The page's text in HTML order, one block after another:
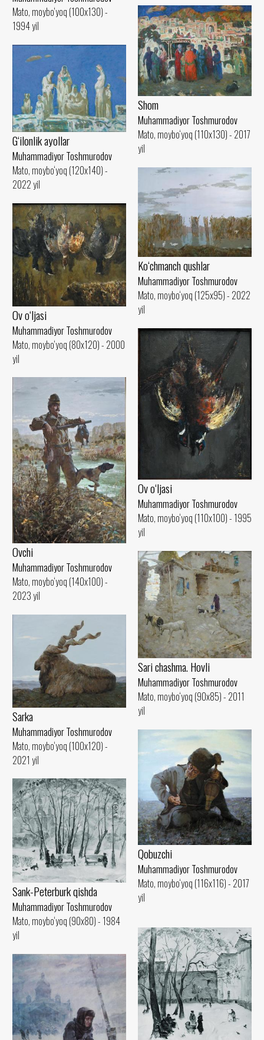
Mato, moybo‘yoq (100x130) -
1994 yil
Shom
Muhammadiyor Toshmurodov
Mato, moybo‘yoq (110x130) - 2017
yil
G‘ilonlik ayollar
Muhammadiyor Toshmurodov
Mato, moybo‘yoq (120x140) -
2022 yil
Ko‘chmanch qushlar
Muhammadiyor Toshmurodov
Mato, moybo‘yoq (125x95) - 2022
yil
Ov o‘ljasi
Muhammadiyor Toshmurodov
Mato, moybo‘yoq (80x120) - 2000
yil
Ov o‘ljasi
Muhammadiyor Toshmurodov
Mato, moybo‘yoq (110x100) - 1995
yil
Ovchi
Muhammadiyor Toshmurodov
Mato, moybo‘yoq (140x100) -
2023 yil
Sari chashma. Hovli
Muhammadiyor Toshmurodov
Mato, moybo‘yoq (90x85) - 2011
yil
Sarka
Muhammadiyor Toshmurodov
Mato, moybo‘yoq (100x120) -
2021 yil
Qobuzchi
Muhammadiyor Toshmurodov
Mato, moybo‘yoq (116x116) - 2017
yil
Sank-Peterburk qishda
Muhammadiyor Toshmurodov
Mato, moybo‘yoq (90x80) - 1984
yil